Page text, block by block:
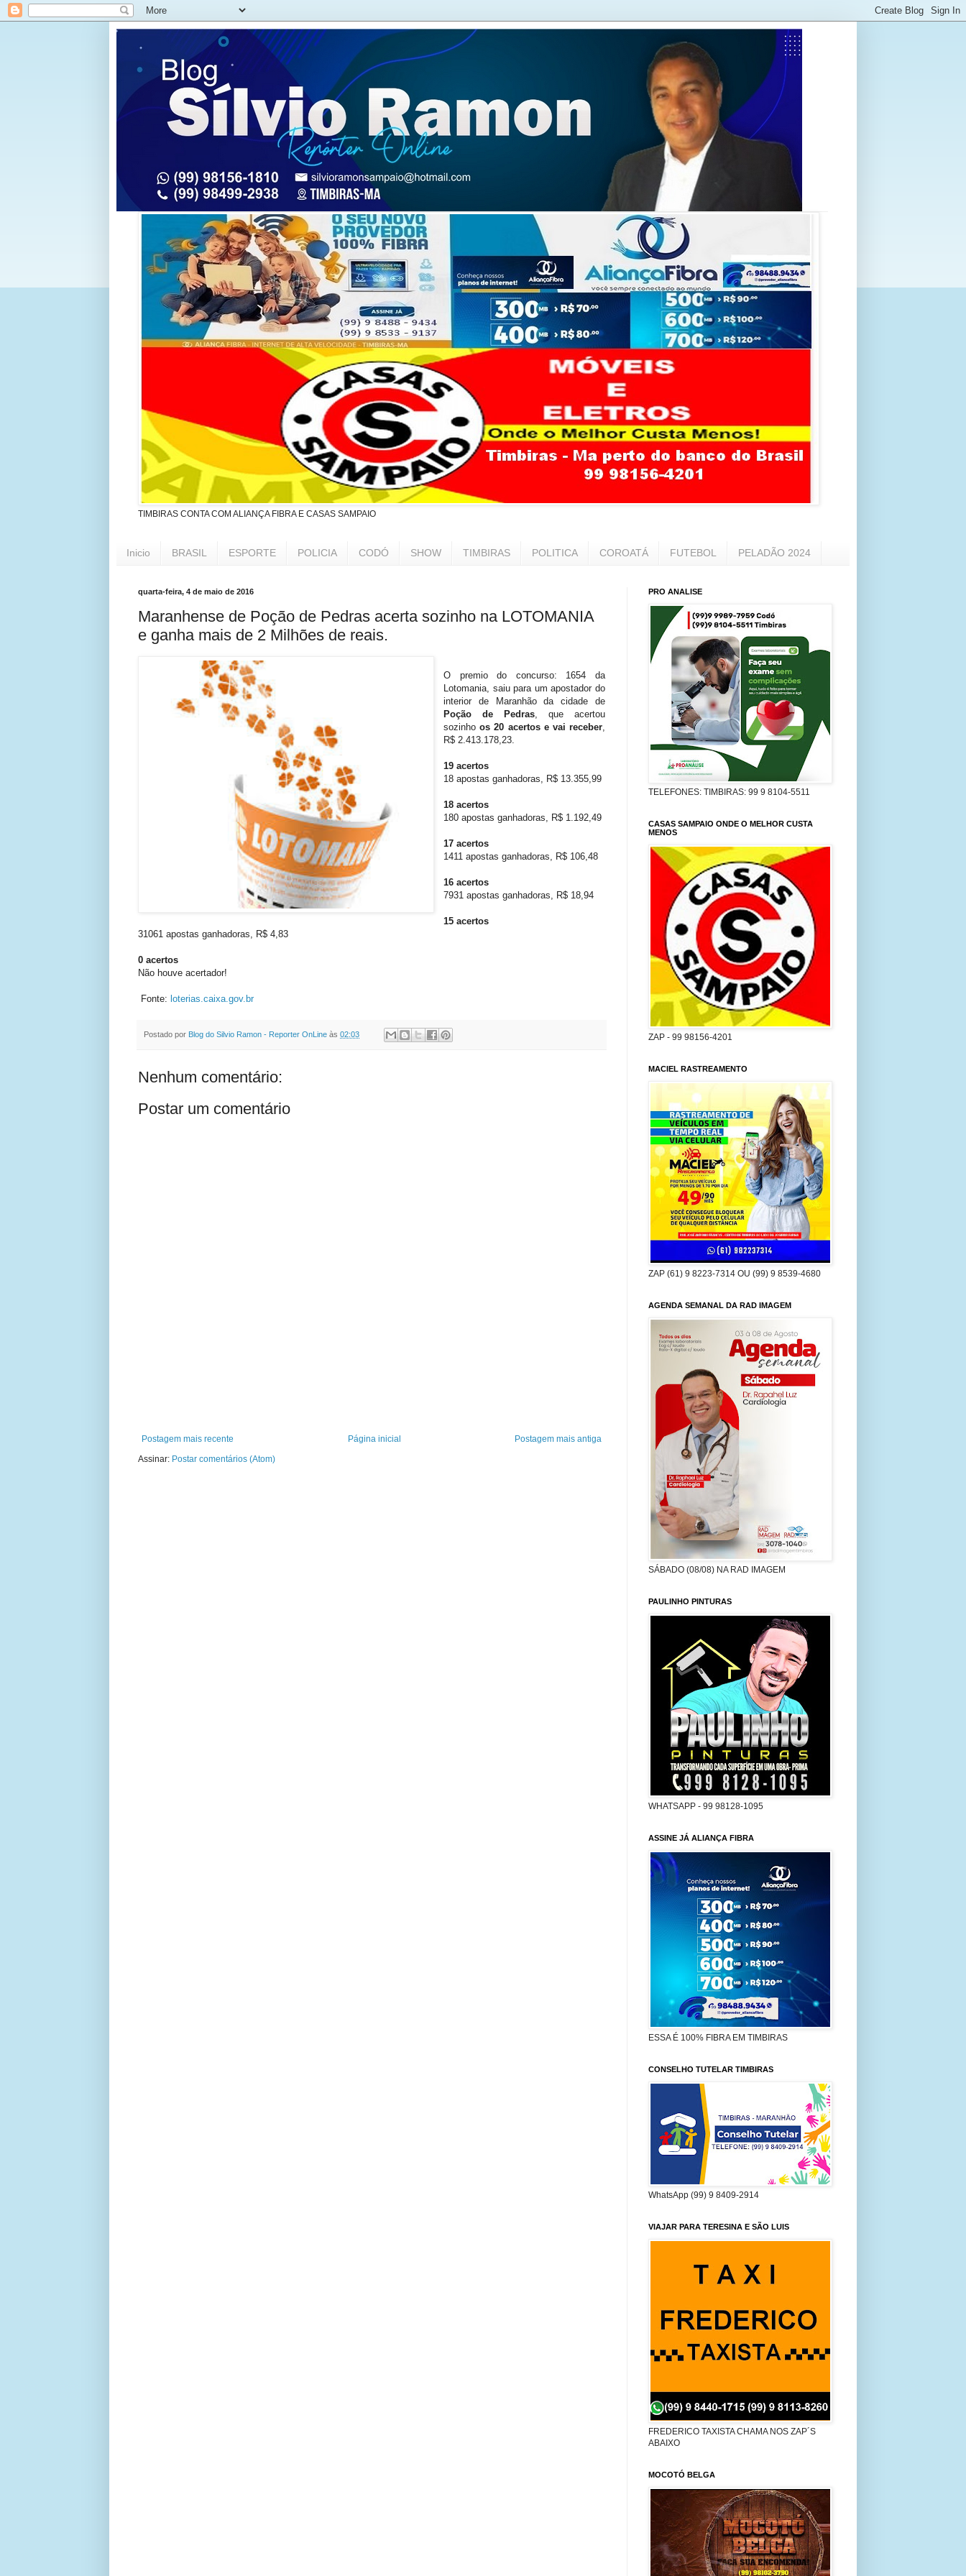
TIMBIRAS CONTA COM ALIANÇA FIBRA E CASAS SAMPAIO
Inicio BRASIL ESPORTE POLICIA CODÓ SHOW TIMBIRAS POLITICA COROATÁ FUTEBOL PELADÃO 2024
quarta-feira, 4 de maio de 2016
Maranhense de Poção de Pedras acerta sozinho na LOTOMANIA
e ganha mais de 2 Milhões de reais.
O premio do concurso: 1654 da
Lotomania, saiu para um apostador do
interior de Maranhão da cidade de
Poção de Pedras, que acertou
sozinhoos 20 acertos e vai receber,
R$ 2.413.178,23.
19 acertos
18 apostas ganhadoras, R$ 13.355,99
18 acertos
180 apostas ganhadoras, R$ 1.192,49
17 acertos
1411 apostas ganhadoras, R$ 106,48
16 acertos
7931 apostas ganhadoras, R$ 18,94
15 acertos
31061 apostas ganhadoras, R$ 4,83
0 acertos
Não houve acertador!
Fonte: loterias.caixa.gov.br
Postado por Blog do Silvio Ramon - Reporter OnLine às 02:03
Nenhum comentário:
Postar um comentário
Postagem mais recente Postagem mais antiga
Página inicial
Assinar: Postar comentários (Atom)
PRO ANALISE
TELEFONES: TIMBIRAS: 99 9 8104-5511
CASAS SAMPAIO ONDE O MELHOR CUSTA
MENOS
ZAP - 99 98156-4201
MACIEL RASTREAMENTO
ZAP (61) 9 8223-7314 OU (99) 9 8539-4680
AGENDA SEMANAL DA RAD IMAGEM
SÁBADO (08/08) NA RAD IMAGEM
PAULINHO PINTURAS
WHATSAPP - 99 98128-1095
ASSINE JÁ ALIANÇA FIBRA
ESSA É 100% FIBRA EM TIMBIRAS
CONSELHO TUTELAR TIMBIRAS
WhatsApp (99) 9 8409-2914
VIAJAR PARA TERESINA E SÃO LUIS
FREDERICO TAXISTA CHAMA NOS ZAP´S
ABAIXO
MOCOTÓ BELGA